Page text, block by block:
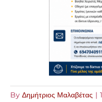
By Δημήτριος Μαλαβέτας |